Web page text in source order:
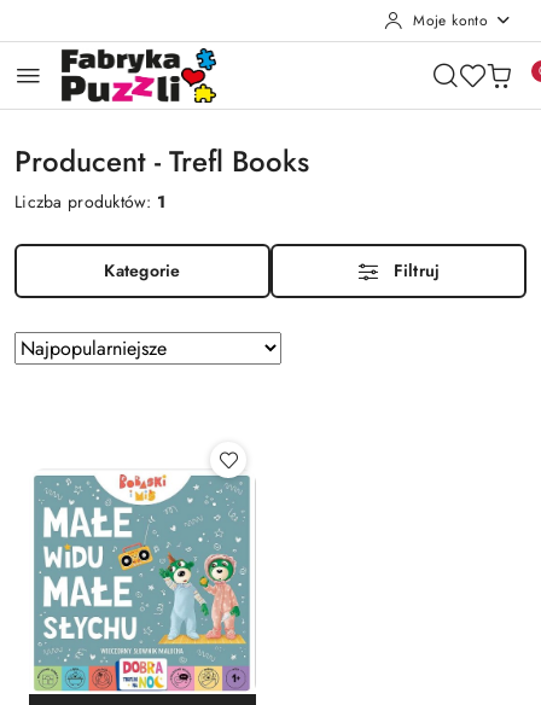
Moje konto
Producent - Trefl Books
Liczba produktów: 1
Kategorie Filtruj
Zastosowano
sortowanie:
Sortuj
według